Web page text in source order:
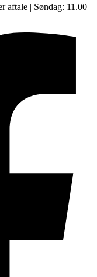
aftale | Søndag: 11.00